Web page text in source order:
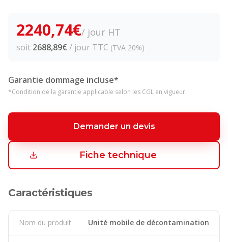
2240,74€/ jour HT
soit 2688,89€ / jour TTC (TVA 20%)
Garantie dommage incluse*
*Condition de la garantie applicable selon les CGL en vigueur.
Demander un devis
Fiche technique
Caractéristiques
Nom du produit Unité mobile de décontamination